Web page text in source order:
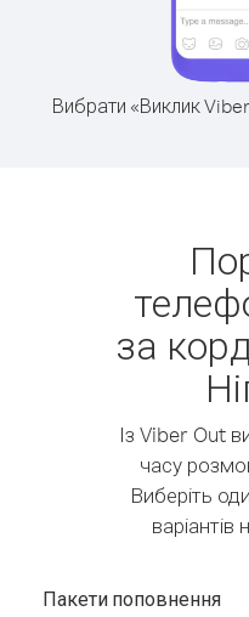
Вибрати «Виклик
за
Із Viber Out
часу
Виберіть
варіантів
Пакети поповнення